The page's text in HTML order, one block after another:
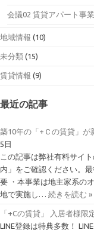
会議02 賃貸アパート事
地域情報 (10)
未分類 (15)
賃貸情報 (9)
最近の記事
築10年の「+Ｃの賃貸」が
5日
この記事は弊社有料サイ
内」をご確認ください。
要 ・本事業は地主家系の
地で実施し… 続きを読む »
「+Cの賃貸」 入居者様限
LINE登録は特典多数！